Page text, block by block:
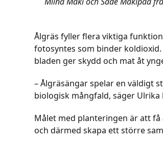
Ålgräs fyller flera viktiga
fotosyntes som binder
bladen ger skydd och mat åt
– Ålgräsängar spelar en väldigt
biologisk mångfald, säger Ulrika
Målet med planteringen är att
och därmed skapa ett större